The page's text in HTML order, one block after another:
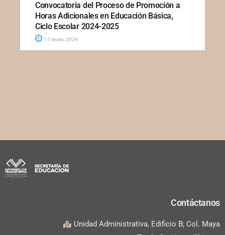
Convocatoria del Proceso de Promoción a
Horas Adicionales en Educación Básica,
Ciclo Escolar 2024-2025
17 enero, 2024
Contáctanos
Unidad Administrativa, Edificio B; Col. Maya